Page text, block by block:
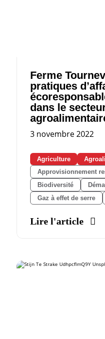
Ferme
pratiques
dans le
3 novembre 2022
Agriculture
Approvisionnement
Biodiversité
Gaz à effet de serre
Lire l'article